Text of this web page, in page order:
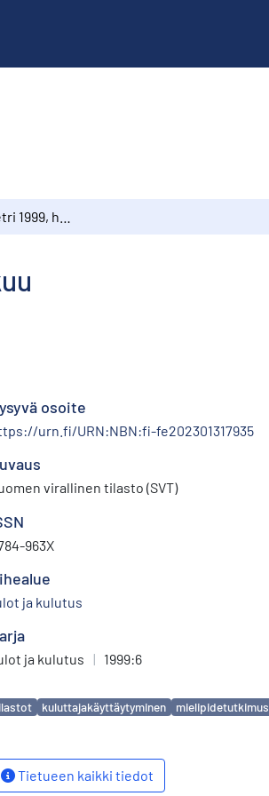
osoite
urn.fi/URN:NBN:fi-fe202301317935
virallinen tilasto (SVT)
963X
ja kulutus
ja kulutus | 1999:6
kuluttajakäyttäytyminen mielipidetutkimus
Tietueen kaikki tiedot